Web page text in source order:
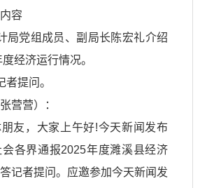
容
局党组成员、副局长陈宏礼介绍
经济运行情况。
者提问。
营营）：
友，大家上午好!今天新闻发布
各界通报2025年度濉溪县经济
记者提问。应邀参加今天新闻发